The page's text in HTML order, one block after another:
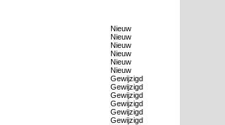
Nieuw
Nieuw
Nieuw
Nieuw
Nieuw
Nieuw
Gewijzigd
Gewijzigd
Gewijzigd
Gewijzigd
Gewijzigd
Gewijzigd